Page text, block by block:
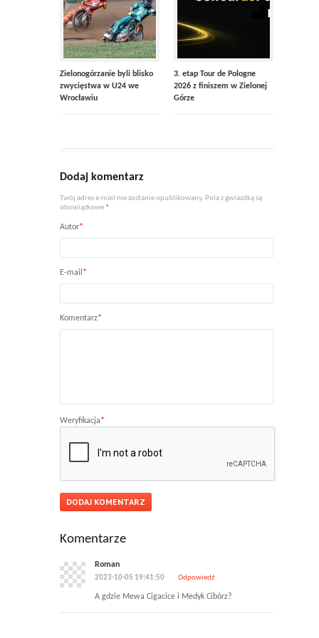
Zielonogórzanie byli blisko
zwycięstwa w U24 we
Wrocławiu
3. etap Tour de Pologne
2026 z finiszem w Zielonej
Górze
Dodaj komentarz
Twój adres e-mail nie zostanie opublikowany. Pola z gwiazdką są
obowiązkowe *
Autor*
E-mail*
Komentarz*
Weryfikacja*
Komentarze
Roman
2023-10-05 19:41:50 Odpowiedź
A gdzie Mewa Cigacice i Medyk Cibórz?